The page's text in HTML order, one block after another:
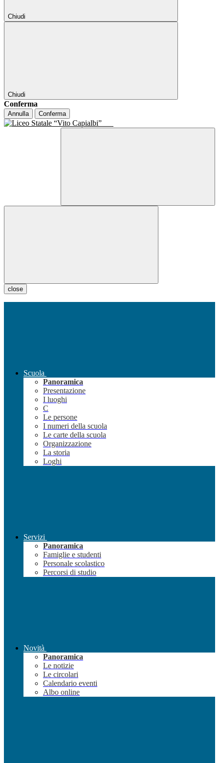
Chiudi
Chiudi
Conferma
Annulla Conferma
close
Scuola
Panoramica
Presentazione
I luoghi
C
Le persone
I numeri della scuola
Le carte della scuola
Organizzazione
La storia
Loghi
Servizi
Panoramica
Famiglie e studenti
Personale scolastico
Percorsi di studio
Novità
Panoramica
Le notizie
Le circolari
Calendario eventi
Albo online